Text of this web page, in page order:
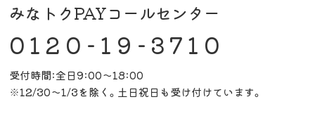
みなトクPAYコールセンター
0120-19-3710
受付時間:全日9:00～18:00
※12/30～1/3を除く。土日祝日も受け付けています。